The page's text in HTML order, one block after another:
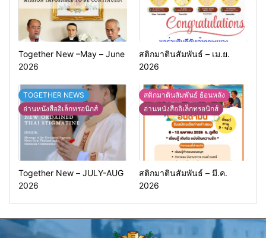
Together New –May – June
2026
สติกมาตินสัมพันธ์ – เม.ย.
2026
TOGETHER NEWS
อ่านหนังสืออิเล็กทรอนิกส์
Together New – JULY-AUG
2026
สติกมาตินสัมพันธ์ ย้อนหลัง
อ่านหนังสืออิเล็กทรอนิกส์
สติกมาตินสัมพันธ์ – มี.ค.
2026